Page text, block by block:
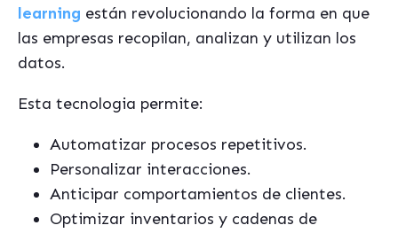
learning están revolucionando la forma en que
las empresas recopilan, analizan y utilizan los
datos.
Esta tecnologia permite:
Automatizar procesos repetitivos.
Personalizar interacciones.
Anticipar comportamientos de clientes.
Optimizar inventarios y cadenas de